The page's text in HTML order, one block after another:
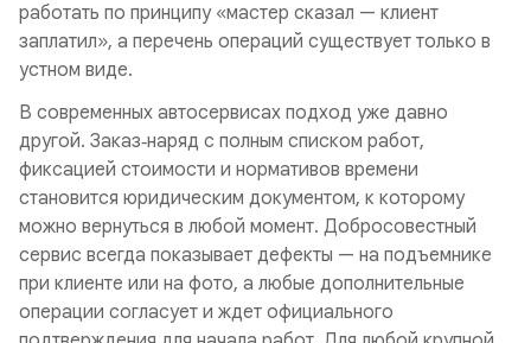
работать по принципу «мастер сказал — клиент
заплатил», а перечень операций существует только в
устном виде.
В современных автосервисах подход уже давно
другой. Заказ‑наряд с полным списком работ,
фиксацией стоимости и нормативов времени
становится юридическим документом, к которому
можно вернуться в любой момент. Добросовестный
сервис всегда показывает дефекты — на подъемнике
при клиенте или на фото, а любые дополнительные
операции согласует и ждет официального